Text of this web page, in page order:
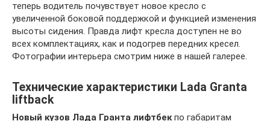
теперь водитель почувствует новое кресло с
увеличенной боковой поддержкой и функцией изменения
высоты сидения. Правда лифт кресла доступен не во
всех комплектациях, как и подогрев передних кресел.
Фотографии интерьера смотрим ниже в нашей галерее.
Технические характеристики Lada Granta
liftback
Новый кузов Лада Гранта лифтбекпо габаритам